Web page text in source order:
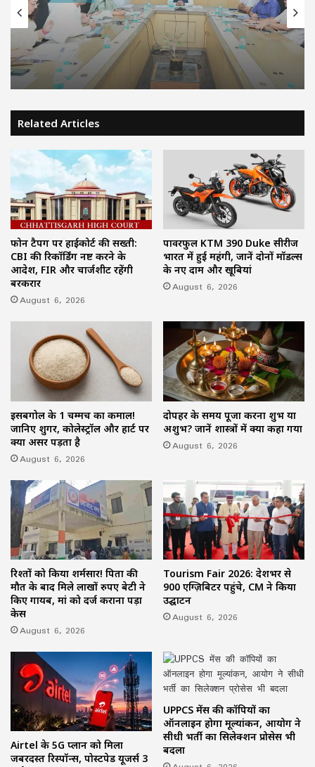
August 6, 2026
CM साय की हाईलेवल समीक्षा: CM हेल्पलाइन,
सेवा सेतु और एग्रीस्टैक पर फोकस, लापरवाही
करने वाले अफसरों को चेतावनी
Related Articles
फोन टैपिंग पर हाईकोर्ट की सख्ती:
CBI की रिकॉर्डिंग नष्ट करने के
आदेश, FIR और चार्जशीट रहेंगी
बरकरार
August 6, 2026
पावरफुल KTM 390 Duke सीरीज
भारत में हुई महंगी, जानें दोनों मॉडल्स
के नए दाम और खूबियां
August 6, 2026
इसबगोल के 1 चम्मच का कमाल!
जानिए शुगर, कोलेस्ट्रॉल और हार्ट पर
क्या असर पड़ता है
August 6, 2026
दोपहर के समय पूजा करना शुभ या
अशुभ? जानें शास्त्रों में क्या कहा गया
August 6, 2026
रिश्तों को किया शर्मसार! पिता की
मौत के बाद मिले लाखों रुपए बेटी ने
किए गायब, मां को दर्ज कराना पड़ा
केस
August 6, 2026
Tourism Fair 2026: देशभर से
900 एग्ज़िबिटर पहुंचे, CM ने किया
उद्घाटन
August 6, 2026
Airtel के 5G प्लान को मिला
जबरदस्त रिस्पॉन्स, पोस्टपेड यूजर्स 3
UPPCS मेंस की कॉपियों का
ऑनलाइन होगा मूल्यांकन, आयोग ने
सीधी भर्ती का सिलेक्शन प्रोसेस भी
बदला